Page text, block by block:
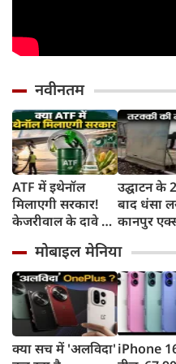
नवीनतम
ATF में इथेनॉल
मिलाएगी सरकार!
केजरीवाल के दावे पर
किंजरापु?
उद्घाटन के
बाद धंसा
कानपुर
सड़क,
तंज
मोबाइल मेनिया
क्या सच में 'अलविदा'iPhone